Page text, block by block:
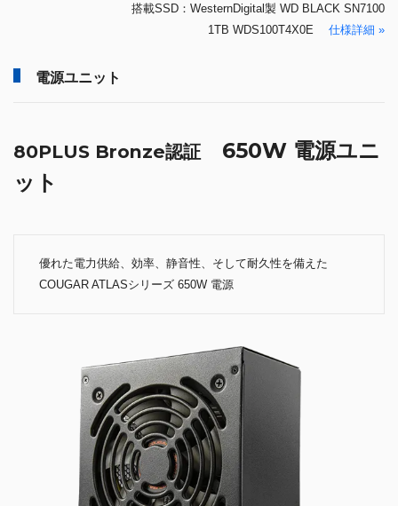
搭載SSD：WesternDigital製 WD BLACK SN7100
1TB WDS100T4X0E 仕様詳細 »
電源ユニット
80PLUS Bronze認証 650W 電源ユニ
ット
優れた電力供給、効率、静音性、そして耐久性を備えた
COUGAR ATLASシリーズ 650W 電源